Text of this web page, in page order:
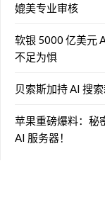
媲美专业审核
软银 5000 亿美元
不足为惧
贝索斯加持 AI 搜
苹果重磅爆料：秘
AI 服务器！